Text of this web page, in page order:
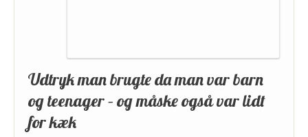
Udtryk man brugte da man var barn
og teenager – og måske også var lidt
for kæk